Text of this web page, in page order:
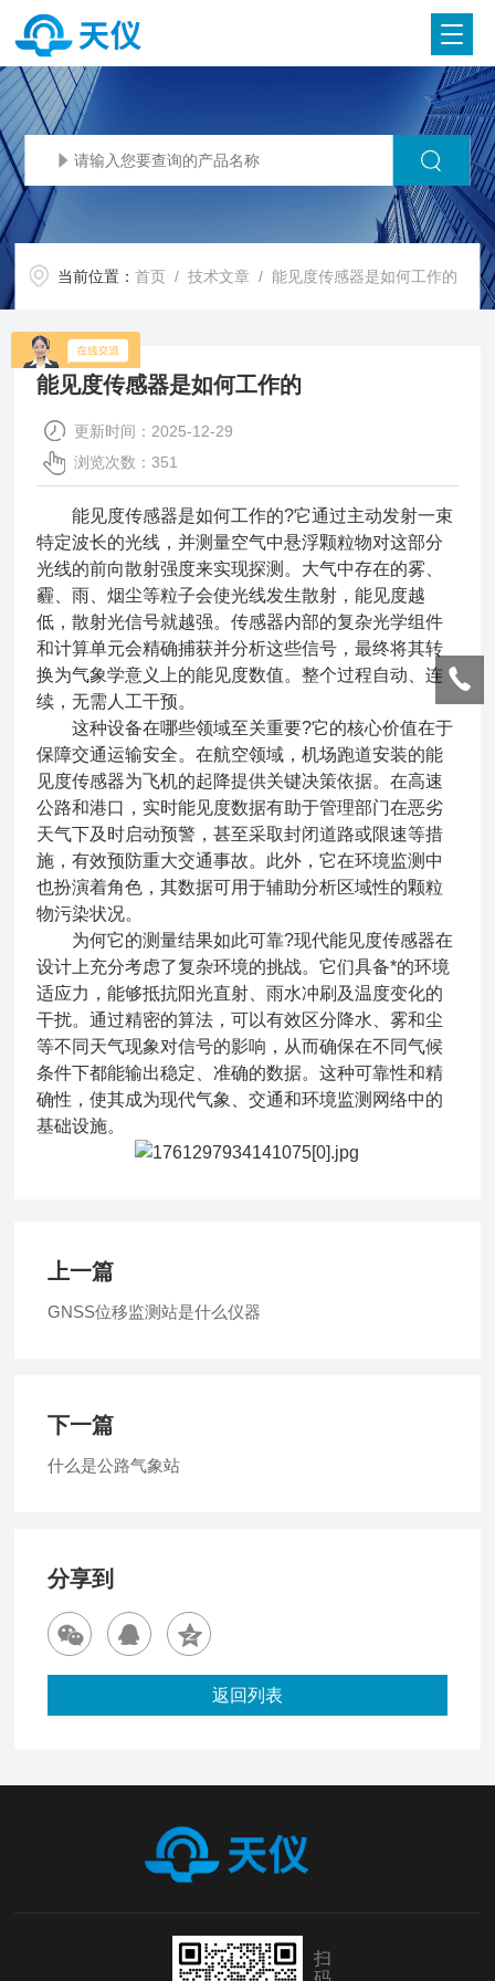
当前位置：首页 /技术文章 / 能见度传感器是如何工作的
能见度传感器是如何工作的
更新时间：2025-12-29
浏览次数：351
能见度传感器是如何工作的?它通过主动发射一束
特定波长的光线，并测量空气中悬浮颗粒物对这部分
光线的前向散射强度来实现探测。大气中存在的雾、
霾、雨、烟尘等粒子会使光线发生散射，能见度越
低，散射光信号就越强。传感器内部的复杂光学组件
和计算单元会精确捕获并分析这些信号，最终将其转
换为气象学意义上的能见度数值。整个过程自动、连
续，无需人工干预。
这种设备在哪些领域至关重要?它的核心价值在于
保障交通运输安全。在航空领域，机场跑道安装的能
见度传感器为飞机的起降提供关键决策依据。在高速
公路和港口，实时能见度数据有助于管理部门在恶劣
天气下及时启动预警，甚至采取封闭道路或限速等措
施，有效预防重大交通事故。此外，它在环境监测中
也扮演着角色，其数据可用于辅助分析区域性的颗粒
物污染状况。
为何它的测量结果如此可靠?现代能见度传感器在
设计上充分考虑了复杂环境的挑战。它们具备*的环境
适应力，能够抵抗阳光直射、雨水冲刷及温度变化的
干扰。通过精密的算法，可以有效区分降水、雾和尘
等不同天气现象对信号的影响，从而确保在不同气候
条件下都能输出稳定、准确的数据。这种可靠性和精
确性，使其成为现代气象、交通和环境监测网络中的
基础设施。
上一篇
GNSS位移监测站是什么仪器
下一篇
什么是公路气象站
分享到
返回列表
扫